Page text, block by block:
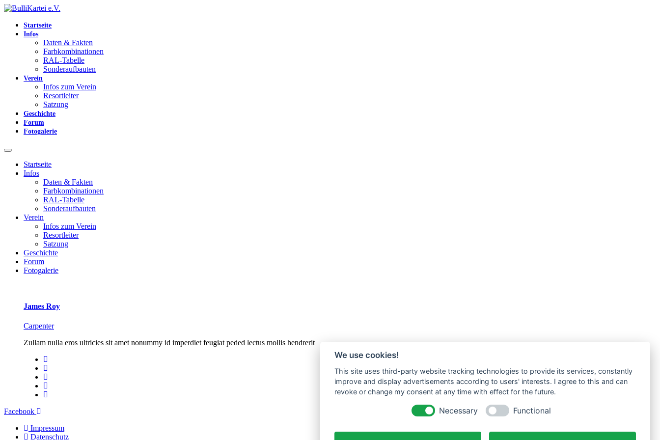
Startseite
Infos
Daten & Fakten
Farbkombinationen
RAL-Tabelle
Sonderaufbauten
Verein
Infos zum Verein
Resortleiter
Satzung
Geschichte
Forum
Fotogalerie
Startseite
Infos
Daten & Fakten
Farbkombinationen
RAL-Tabelle
Sonderaufbauten
Verein
Infos zum Verein
Resortleiter
Satzung
Geschichte
Forum
Fotogalerie
James Roy
Carpenter
Zullam nulla eros ultricies sit amet nonummy id imperdiet feugiat peded lectus mollis hendrerit
Facebook
Impressum
Datenschutz
We use cookies!
This site uses third-party website tracking technologies to provide its services, constantly
improve and display advertisements according to users' interests. I agree to this and can
revoke or change my consent at any time with effect for the future.
Necessary Functional